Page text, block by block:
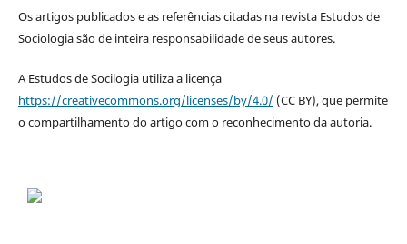
Os artigos publicados e as referências citadas na revista Estudos de
Sociologia são de inteira responsabilidade de seus autores.
A Estudos de Socilogia utiliza a licença
https://creativecommons.org/licenses/by/4.0/ (CC BY), que permite
o compartilhamento do artigo com o reconhecimento da autoria.